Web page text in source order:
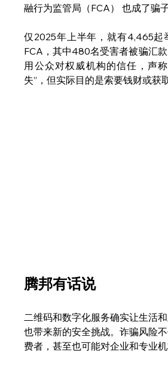
融行为监管局（FCA） 也成了骗
仅2025年上半年，就有4,465起
FCA，其中480名受害者被骗汇
用公众对权威机构的信任，声
失”，但实际目的是索要钱财或获
腾邦有话说
二维码和数字化服务确实让生活
也带来新的安全挑战。诈骗风险
费者，甚至也可能对企业和专业机